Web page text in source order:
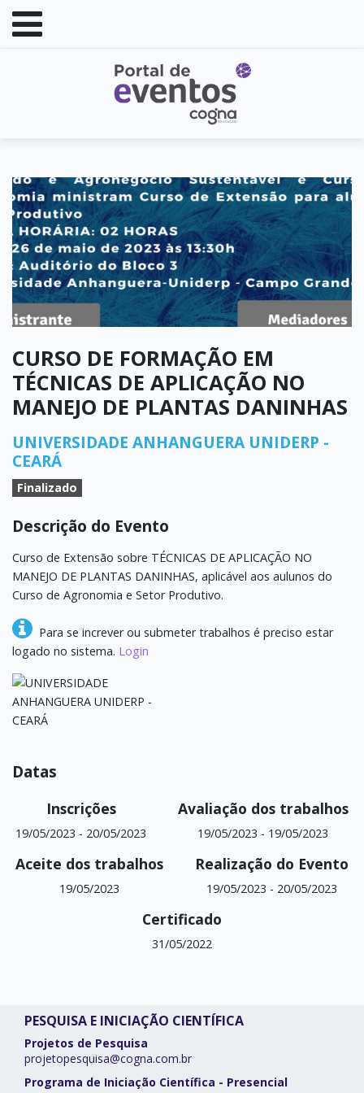
CURSO DE FORMAÇÃO EM
TÉCNICAS DE APLICAÇÃO NO
MANEJO DE PLANTAS DANINHAS
UNIVERSIDADE ANHANGUERA UNIDERP -
CEARÁ
Finalizado
Descrição do Evento
Curso de Extensão sobre TÉCNICAS DE APLICAÇÃO NO
MANEJO DE PLANTAS DANINHAS, aplicável aos aulunos do
Curso de Agronomia e Setor Produtivo.
Para se increver ou submeter trabalhos é preciso estar
logado no sistema. Login
Datas
Inscrições
19/05/2023 - 20/05/2023
Avaliação dos trabalhos
19/05/2023 - 19/05/2023
Aceite dos trabalhos
19/05/2023
Realização do Evento
19/05/2023 - 20/05/2023
Certificado
31/05/2022
PESQUISA E INICIAÇÃO CIENTÍFICA
Projetos de Pesquisa
projetopesquisa@cogna.com.br
Programa de Iniciação Científica - Presencial